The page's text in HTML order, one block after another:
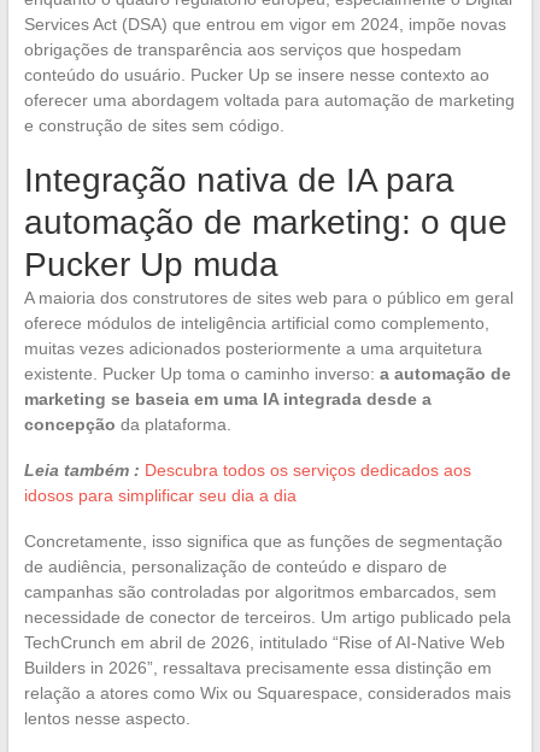
Services Act (DSA) que entrou em vigor em 2024, impõe novas
obrigações de transparência aos serviços que hospedam
conteúdo do usuário. Pucker Up se insere nesse contexto ao
oferecer uma abordagem voltada para automação de marketing
e construção de sites sem código.
Integração nativa de IA para
automação de marketing: o que
Pucker Up muda
A maioria dos construtores de sites web para o público em geral
oferece módulos de inteligência artificial como complemento,
muitas vezes adicionados posteriormente a uma arquitetura
existente. Pucker Up toma o caminho inverso: a automação de
marketing se baseia em uma IA integrada desde a
concepção da plataforma.
Leia também : Descubra todos os serviços dedicados aos
idosos para simplificar seu dia a dia
Concretamente, isso significa que as funções de segmentação
de audiência, personalização de conteúdo e disparo de
campanhas são controladas por algoritmos embarcados, sem
necessidade de conector de terceiros. Um artigo publicado pela
TechCrunch em abril de 2026, intitulado “Rise of AI-Native Web
Builders in 2026”, ressaltava precisamente essa distinção em
relação a atores como Wix ou Squarespace, considerados mais
lentos nesse aspecto.